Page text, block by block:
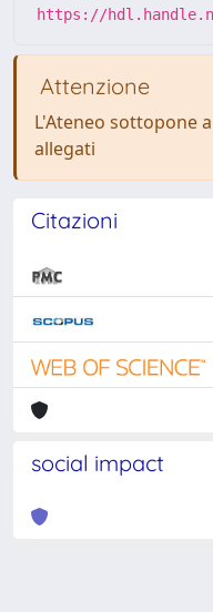
https://
Attenzione
L'Ateneo sottopone
allegati
Citazioni
social impact